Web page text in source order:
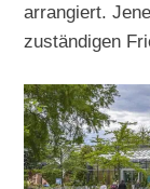
arrangiert.
zuständigen